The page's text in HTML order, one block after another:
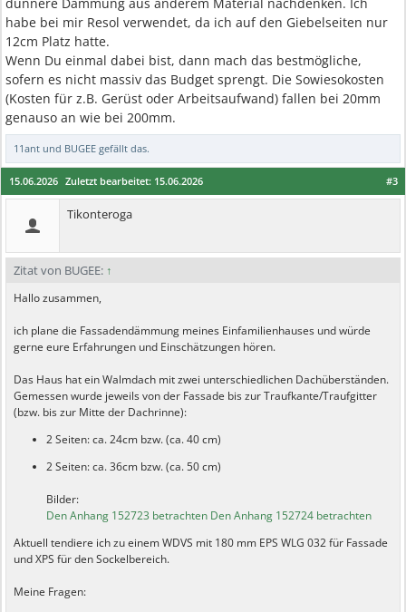
dünnere Dämmung aus anderem Material nachdenken. Ich
habe bei mir Resol verwendet, da ich auf den Giebelseiten nur
12cm Platz hatte.
Wenn Du einmal dabei bist, dann mach das bestmögliche,
sofern es nicht massiv das Budget sprengt. Die Sowiesokosten
(Kosten für z.B. Gerüst oder Arbeitsaufwand) fallen bei 20mm
genauso an wie bei 200mm.
11ant und BUGEE gefällt das.
#3
15.06.2026 Zuletzt bearbeitet: 15.06.2026
Tikonteroga
Zitat von BUGEE: ↑
Hallo zusammen,
ich plane die Fassadendämmung meines Einfamilienhauses und würde
gerne eure Erfahrungen und Einschätzungen hören.
Das Haus hat ein Walmdach mit zwei unterschiedlichen Dachüberständen.
Gemessen wurde jeweils von der Fassade bis zur Traufkante/Traufgitter
(bzw. bis zur Mitte der Dachrinne):
2 Seiten: ca. 24cm bzw. (ca. 40 cm)
2 Seiten: ca. 36cm bzw. (ca. 50 cm)
Bilder:
Den Anhang 152723 betrachten Den Anhang 152724 betrachten
Aktuell tendiere ich zu einem WDVS mit 180 mm EPS WLG 032 für Fassade
und XPS für den Sockelbereich.
Meine Fragen: